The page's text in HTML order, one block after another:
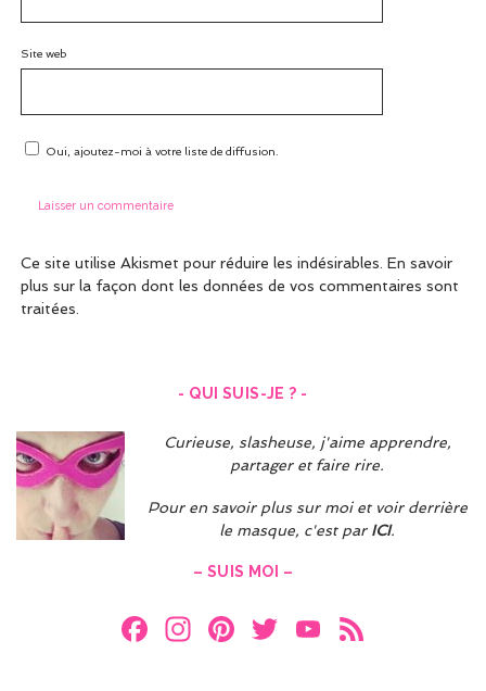
Site web
Oui, ajoutez-moi à votre liste de diffusion.
Ce site utilise Akismet pour réduire les indésirables. En savoir
plus sur la façon dont les données de vos commentaires sont
traitées
- QUI SUIS-JE ? -
Curieuse, slasheuse, j'aime apprendre,
partager et faire rire.
Pour en savoir plus sur moi et voir derrière
le masque, c'est par ICI.
– SUIS MOI –
F
In Pi T
Y